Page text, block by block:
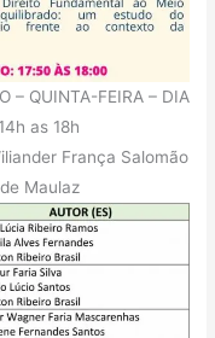
– QUINTA-FEIRA – DIA
as 18h
França Salomão
Maulaz